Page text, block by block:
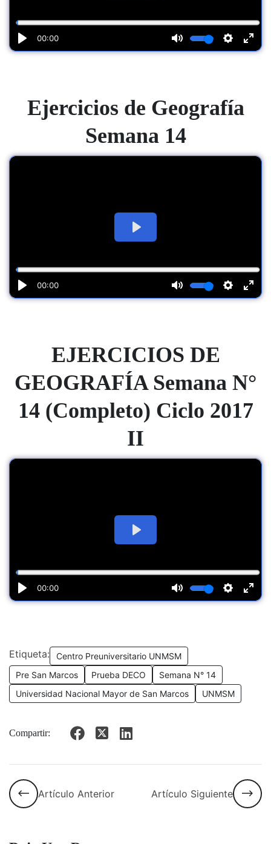
Ejercicios de Geografía
Semana 14
EJERCICIOS DE
GEOGRAFÍA Semana N°
14 (Completo) Ciclo 2017
II
Etiqueta:
Centro Preuniversitario UNMSM
Pre San Marcos
Prueba DECO
Semana N° 14
Universidad Nacional Mayor de San Marcos
UNMSM
Compartir:
Artículo Anterior Artículo Siguiente